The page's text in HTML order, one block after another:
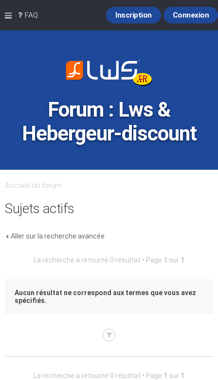
Raccourcis
FAQ Connexion
Inscription
Forum : Lws &
Hebergeur-discount
Accueil du forum
Sujets actifs
Aller sur la recherche avancée
La recherche a retourné 0 résultat • Page 1 sur 1
Aucun résultat ne correspond aux termes que vous avez
spécifiés.
La recherche a retourné 0 résultat • Page 1 sur 1